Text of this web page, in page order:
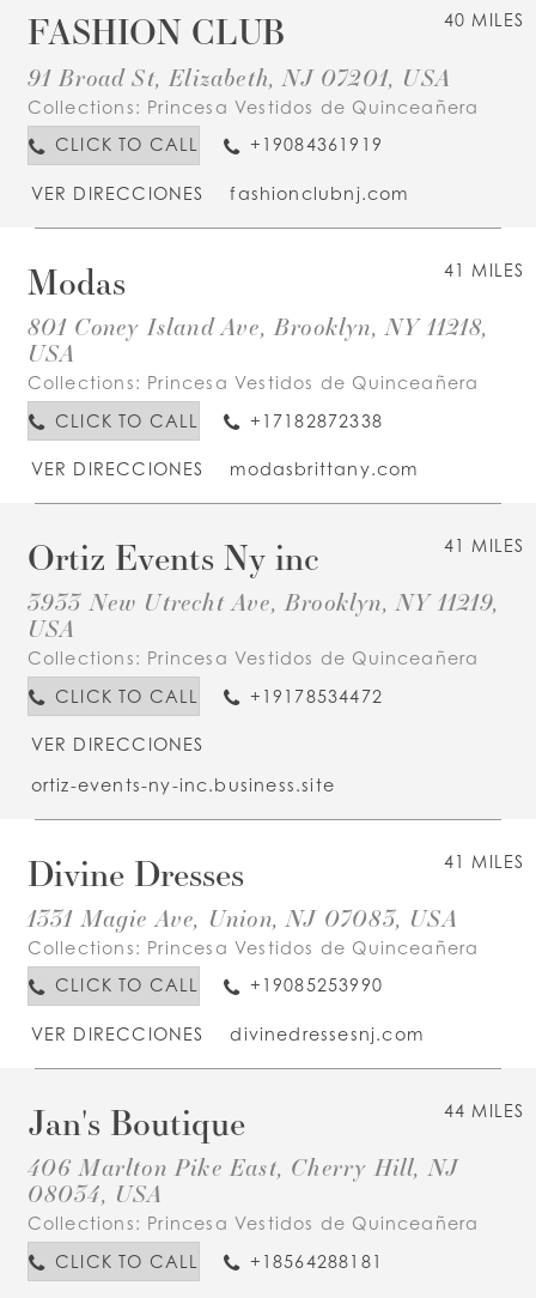
40 MILES
FASHION CLUB
91 Broad St, Elizabeth, NJ 07201, USA
Collections: Princesa Vestidos de Quinceañera
CLICK TO CALL
+19084361919
VER DIRECCIONES fashionclubnj.com
41 MILES
Modas
801 Coney Island Ave, Brooklyn, NY 11218,
USA
Collections: Princesa Vestidos de Quinceañera
CLICK TO CALL
+17182872338
VER DIRECCIONES modasbrittany.com
41 MILES
Ortiz Events Ny inc
3933 New Utrecht Ave, Brooklyn, NY 11219,
USA
Collections: Princesa Vestidos de Quinceañera
CLICK TO CALL
+19178534472
VER DIRECCIONES
ortiz-events-ny-inc.business.site
41 MILES
Divine Dresses
1331 Magie Ave, Union, NJ 07083, USA
Collections: Princesa Vestidos de Quinceañera
CLICK TO CALL
+19085253990
VER DIRECCIONES divinedressesnj.com
44 MILES
Jan's Boutique
406 Marlton Pike East, Cherry Hill, NJ
08034, USA
Collections: Princesa Vestidos de Quinceañera
CLICK TO CALL
+18564288181